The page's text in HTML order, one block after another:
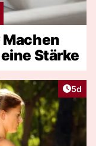
Stärke
5d